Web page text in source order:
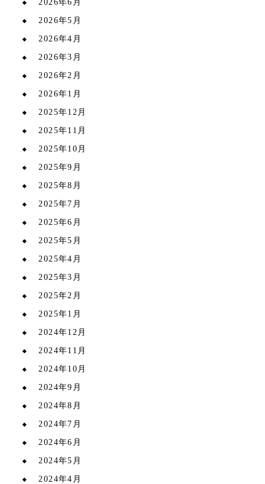
2026年6月
2026年5月
2026年4月
2026年3月
2026年2月
2026年1月
2025年12月
2025年11月
2025年10月
2025年9月
2025年8月
2025年7月
2025年6月
2025年5月
2025年4月
2025年3月
2025年2月
2025年1月
2024年12月
2024年11月
2024年10月
2024年9月
2024年8月
2024年7月
2024年6月
2024年5月
2024年4月